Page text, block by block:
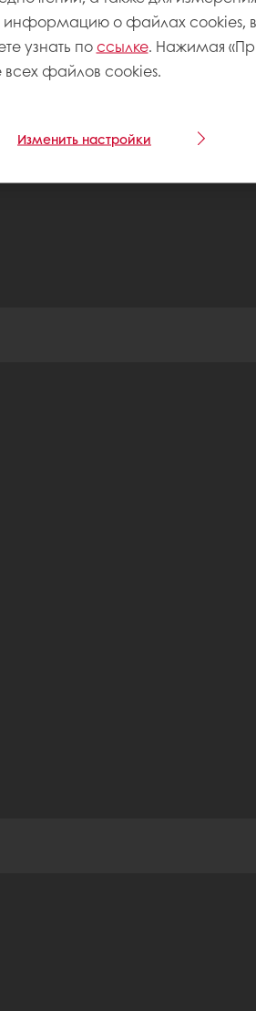
о файлах cookies,
узнать поссылке. Нажимая
всех файлов cookies.
Изменить настройки